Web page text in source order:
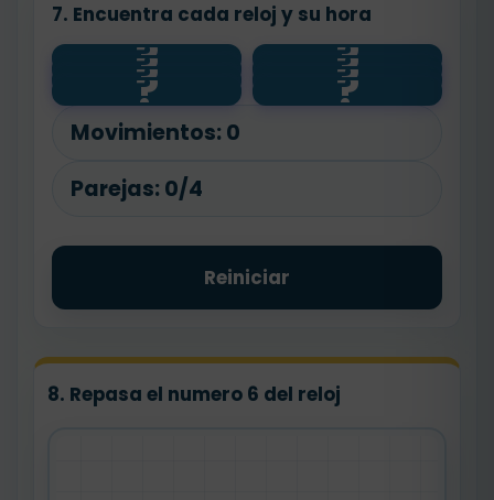
7. Encuentra cada reloj y su hora
?
7 y media ?
?
4 y media ?
10 y media
? ?
?
1 y media ?
Movimientos: 0
Parejas: 0/4
Reiniciar
8. Repasa el numero 6 del reloj